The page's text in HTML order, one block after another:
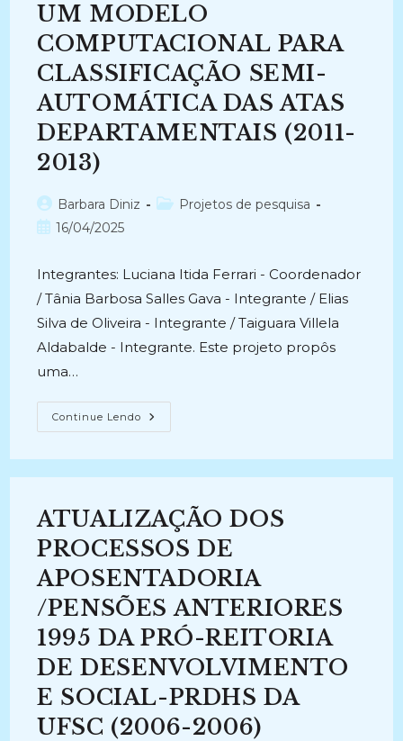
De
Informação
Baseado
Em
Teorias
Da
Linguística
Computacional
E
Ontologia
(2005)
UM MODELO
COMPUTACIONAL PARA
CLASSIFICAÇÃO SEMI-
AUTOMÁTICA DAS ATAS
DEPARTAMENTAIS (2011-
2013)
Autor
do
Barbara Diniz
Categoria
Projetos de pesquisa
Post16/04/2025
Integrantes: Luciana Itida Ferrari - Coordenador
/ Tânia Barbosa Salles Gava - Integrante / Elias
Silva de Oliveira - Integrante / Taiguara Villela
Aldabalde - Integrante. Este projeto propôs
uma…
Continue Lendo UM
MODELO
SEMI-
ATAS
DEPARTAMENTAIS
(2011-
2013)
ATUALIZAÇÃO DOS
PROCESSOS DE
APOSENTADORIA
/PENSÕES ANTERIORES
1995 DA PRÓ-REITORIA
DE DESENVOLVIMENTO
E SOCIAL-PRDHS DA
UFSC (2006-2006)